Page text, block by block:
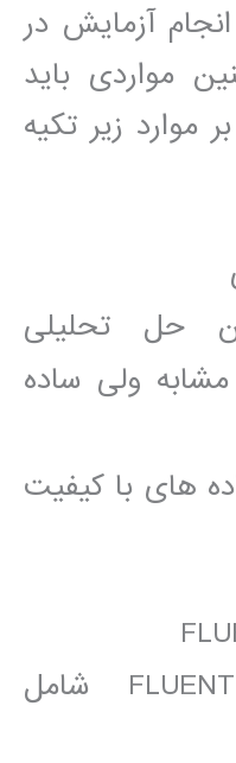
آزمايش در
مواردی بايد
استفاده کننده از CFD بر موارد زير تکيه
حل تحليلی
ولی ساده
ھای با کيفيت
گروه نرم افزاری FLUENT شامل